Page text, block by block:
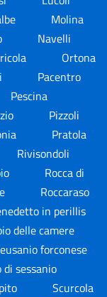
Molina
Navelli
Ortona
Pacentro
Pescina
Pizzoli
Pratola
Rivisondoli
Rocca di
Roccaraso
in perillis
delle camere
forconese
sessanio
Scurcola